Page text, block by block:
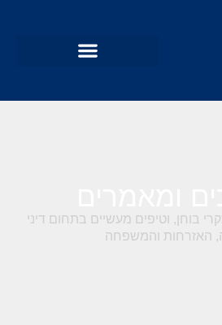
בוחן, וטיפים מעשיים בתחום דיני
האזרחות והמשפחה